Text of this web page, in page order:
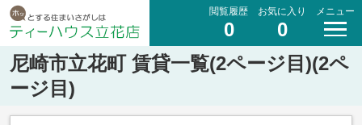
閲覧履歴
0
お気に入り
0
メニュー
尼崎市立花町 賃貸一覧(2ページ目)(2ペ
ージ目)